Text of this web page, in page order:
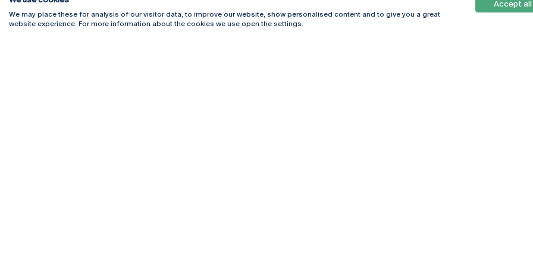
Rua Diogo Botelho 1327
Campus Online
We may place these for analysis of our visitor data, to improve our website, show personalised content and to give you a great
website experience. For more information about the cookies we use open the settings.
Accept all